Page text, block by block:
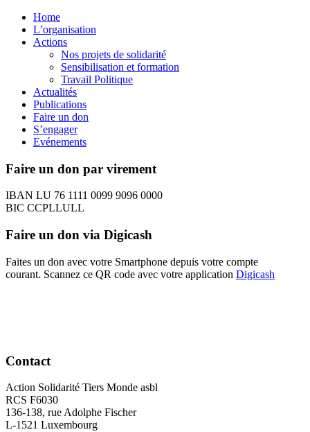
Home
L’organisation
Actions
Nos projets de solidarité
Sensibilisation et formation
Travail Politique
Actualités
Publications
Faire un don
S’engager
Evénements
Faire un don par virement
IBAN LU 76 1111 0099 9096 0000
BIC CCPLLULL
Faire un don via Digicash
Faites un don avec votre Smartphone depuis votre compte
courant. Scannez ce QR code avec votre application Digicash
Contact
Action Solidarité Tiers Monde asbl
RCS F6030
136-138, rue Adolphe Fischer
L-1521 Luxembourg